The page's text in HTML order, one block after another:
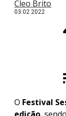
Cleo Brito
03 .02.2022
O Festival